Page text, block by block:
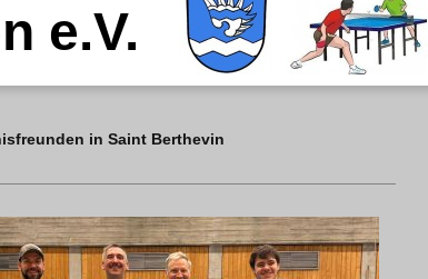
e.V.
in Saint Berthevin